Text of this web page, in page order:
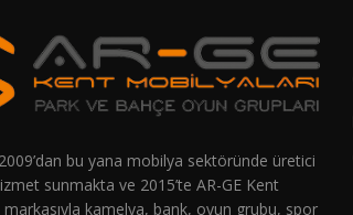
bu yana mobilya sektöründe üretici
sunmakta ve 2015’te AR-GE Kent
markasıyla kamelya, bank, oyun grubu, spor